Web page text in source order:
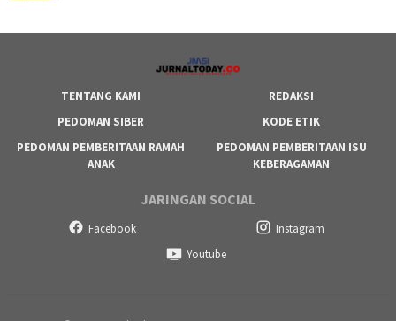
TENTANG KAMI
REDAKSI
PEDOMAN SIBER
KODE ETIK
PEDOMAN PEMBERITAAN RAMAH
ANAK
PEDOMAN PEMBERITAAN ISU
KEBERAGAMAN
JARINGAN SOCIAL
Facebook
Instagram
Youtube